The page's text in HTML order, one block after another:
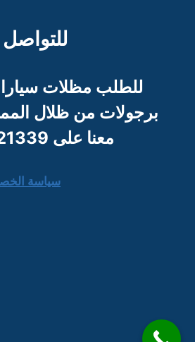
للتواصل
للطلب مظلات
برجولات من ظلال
معنا على 966552221339
سياسة